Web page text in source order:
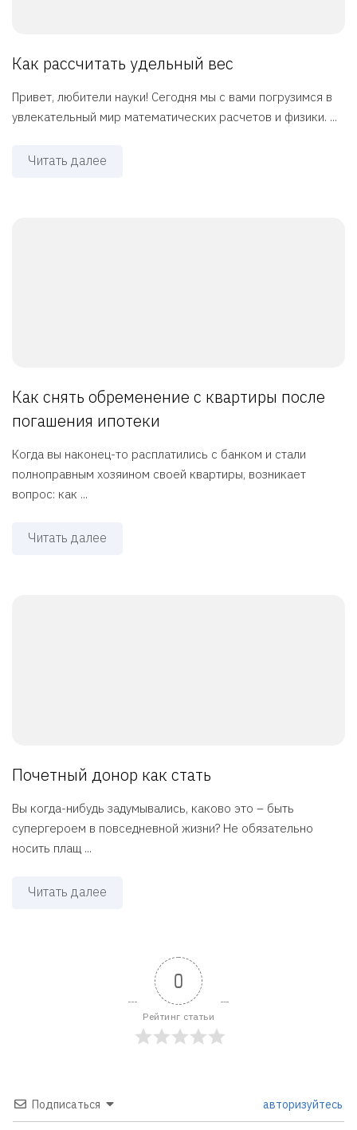
Как рассчитать удельный вес
Привет, любители науки! Сегодня мы с вами погрузимся в
увлекательный мир математических расчетов и физики. ...
Читать далее
Как снять обременение с квартиры после
погашения ипотеки
Когда вы наконец-то расплатились с банком и стали
полноправным хозяином своей квартиры, возникает
вопрос: как ...
Читать далее
Почетный донор как стать
Вы когда-нибудь задумывались, каково это – быть
супергероем в повседневной жизни? Не обязательно
носить плащ ...
Читать далее
0
Рейтинг статьи
Подписаться авторизуйтесь